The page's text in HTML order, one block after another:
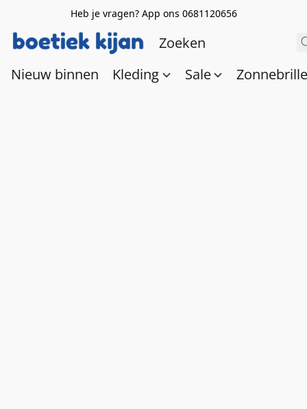
Heb je vragen? App ons 0681120656
Nieuw binnen Kleding Sale